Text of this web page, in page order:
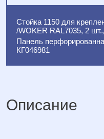
Стойка 1150 для
/WOKER RAL7035, 2
Панель
КГ046981
Описание